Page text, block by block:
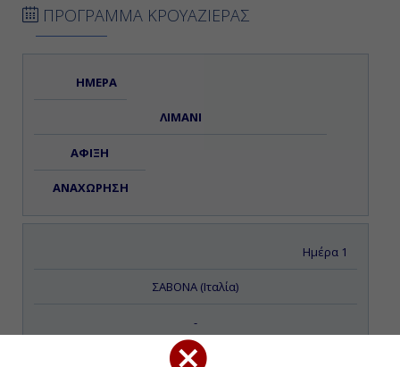
ΠΡΟΓΡΑΜΜΑ ΚΡΟΥΑΖΙΕΡΑΣ
ΗΜΕΡΑ
ΛΙΜΑΝΙ
ΑΦΙΞΗ
ΑΝΑΧΩΡΗΣΗ
Ημέρα 1
ΣΑΒΟΝΑ (Ιταλία)
-
17:00